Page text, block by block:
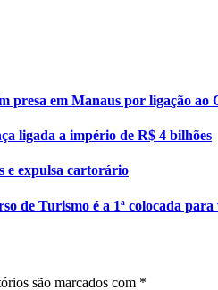
presa em Manaus por ligação ao
ligada a império de R$ 4 bilhões
e expulsa cartorário
de Turismo é a 1ª colocada para
são marcados com *